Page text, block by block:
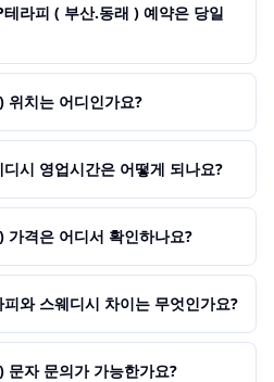
라피 ( 부산.동래 ) 예약은 당일
위치는 어디인가요?
시 영업시간은 어떻게 되나요?
가격은 어디서 확인하나요?
와 스웨디시 차이는 무엇인가요?
문자 문의가 가능한가요?